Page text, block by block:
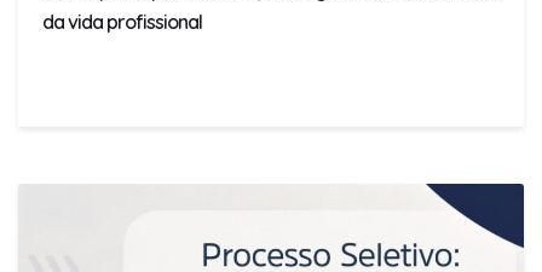
da vida profissional